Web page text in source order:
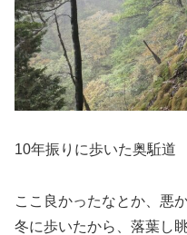
10年振りに歩いた奥駈道
ここ良かったなとか、悪
冬に歩いたから、落葉し